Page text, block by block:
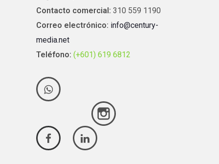
Contacto comercial: 310 559 1190
Correo electrónico: info@century-
media.net
Teléfono: (+601) 619 6812